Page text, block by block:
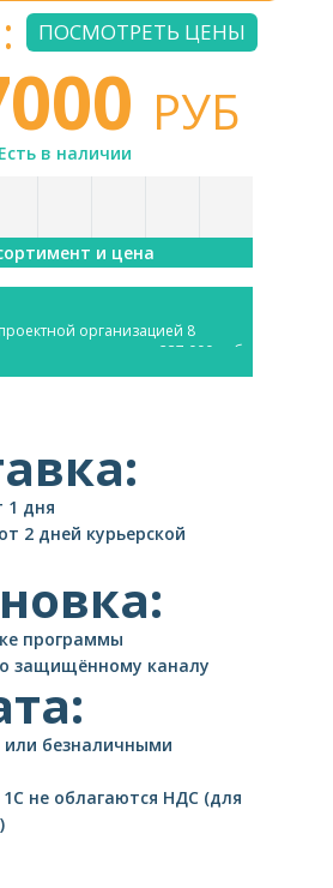
ПОСМОТРЕТЬ ЦЕНЫ
РУБ
Есть в наличии
и цена
организацией 8
237 000 руб
1 дня
2 дней курьерской
программы
защищённому каналу
безналичными
не облагаются НДС (для